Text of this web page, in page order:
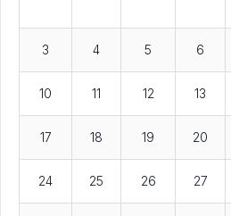
3 4 5 6
10 11 12 13
17 18 19 20
24 25 26 27